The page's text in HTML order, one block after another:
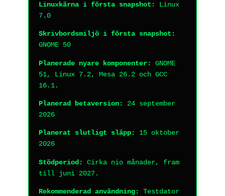
Linuxkärna i första snapshot:
Linux
7.0
Skrivbordsmiljö i första snapshot:
GNOME 50
Planerade nyare komponenter:
GNOME
51, Linux 7.2, Mesa 26.2 och GCC
16.1.
Planerad betaversion:
24 september
2026
Planerat slutligt släpp:
15 oktober
2026
Stödperiod:
Cirka nio månader, fram
till juni 2027.
Rekommenderad användning:
Testdator